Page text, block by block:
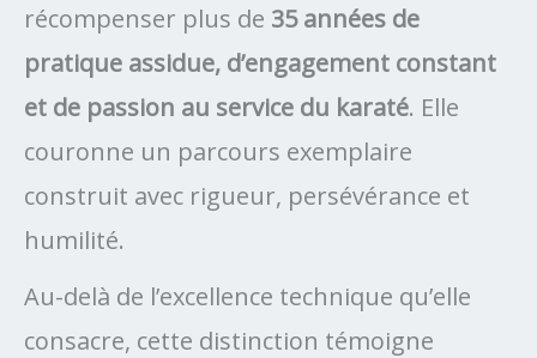
récompenser plus de 35 années de
pratique assidue, d’engagement constant
et de passion au service du karaté. Elle
couronne un parcours exemplaire
construit avec rigueur, persévérance et
humilité.
Au-delà de l’excellence technique qu’elle
consacre, cette distinction témoigne